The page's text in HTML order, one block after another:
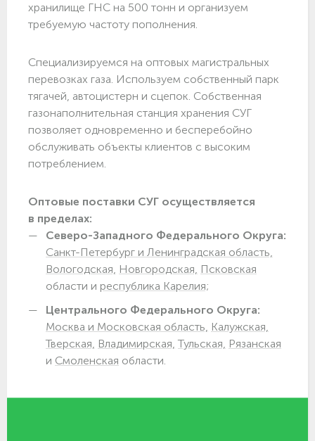
хранилище ГНС на 500 тонн и организуем
требуемую частоту пополнения.
Специализируемся на оптовых магистральных
перевозках газа. Используем собственный парк
тягачей, автоцистерн и сцепок. Собственная
газонаполнительная станция хранения СУГ
позволяет одновременно и бесперебойно
обслуживать объекты клиентов с высоким
потреблением.
Оптовые поставки СУГ осуществляется
в пределах:
Северо-Западного Федерального Округа:
Санкт-Петербург и Ленинградская область,
Вологодская, Новгородская, Псковская
области и республика Карелия;
Центрального Федерального Округа:
Москва и Московская область, Калужская,
Тверская, Владимирская, Тульская, Рязанская
и Смоленская области.